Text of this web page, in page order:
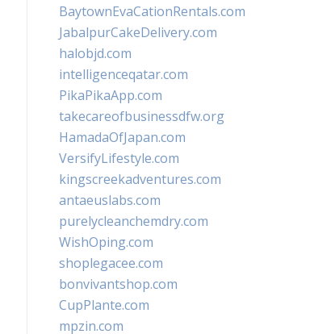
BaytownEvaCationRentals.com
JabalpurCakeDelivery.com
halobjd.com
intelligenceqatar.com
PikaPikaApp.com
takecareofbusinessdfw.org
HamadaOfJapan.com
VersifyLifestyle.com
kingscreekadventures.com
antaeuslabs.com
purelycleanchemdry.com
WishOping.com
shoplegacee.com
bonvivantshop.com
CupPlante.com
mpzin.com